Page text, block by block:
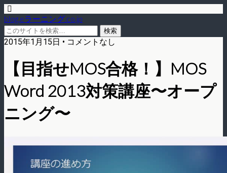
blog.eラーニング.co.jp
2015年1月15日 • コメントなし
【目指せMOS合格！】MOS
Word 2013対策講座〜オープ
ニング〜